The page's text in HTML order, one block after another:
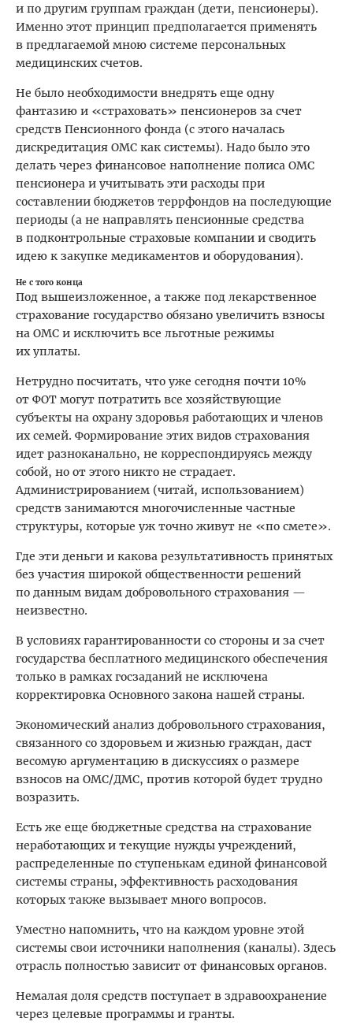
и по другим группам граждан (дети, пенсионеры).
Именно этот принцип предполагается применять
в предлагаемой мною системе персональных
медицинских счетов.
Не было необходимости внедрять еще одну
фантазию и «страховать» пенсионеров за счет
средств Пенсионного фонда (с этого началась
дискредитация ОМС как системы). Надо было это
делать через финансовое наполнение полиса ОМС
пенсионера и учитывать эти расходы при
составлении бюджетов терр­фондов на последующие
периоды (а не направлять пенсионные средства
в подконтрольные страховые компании и сводить
идею к закупке медикаментов и оборудования).
Не с того конца
Под вышеизложенное, а также под лекарственное
страхование государство обязано увеличить взносы
на ОМС и исключить все льготные режимы
их уплаты.
Нетрудно посчитать, что уже сегодня почти 10%
от ФОТ могут потратить все хозяйствующие
субъекты на охрану здоровья работающих и членов
их семей. Формирование этих видов страхования
идет разноканально, не корреспондируясь между
собой, но от этого никто не страдает.
Администрированием (читай, использованием)
средств занимаются многочисленные частные
структуры, которые уж точно живут не «по смете».
Где эти деньги и какова результативность принятых
без участия широкой общественности решений
по данным видам добровольного страхования —
неизвестно.
В условиях гарантированности со стороны и за счет
государства бесплатного медицинского обеспечения
только в рамках госзаданий не исключена
корректировка Основного закона нашей страны.
Экономический анализ добровольного страхования,
связанного со здоровьем и жизнью граждан, даст
весомую аргументацию в дискуссиях о размере
взносов на ОМС/ДМС, против которой будет трудно
возразить.
Есть же еще бюджетные сред­ства на страхование
неработающих и текущие нужды учреждений,
распределенные по ступенькам единой финансовой
системы страны, эффективность расходования
которых также вызывает много вопросов.
Уместно напомнить, что на каждом уровне этой
системы свои источники наполнения (каналы). Здесь
отрасль полностью зависит от финансовых органов.
Немалая доля средств поступает в здравоохранение
через целевые программы и гранты.